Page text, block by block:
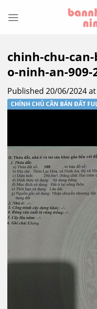
chinh-chu-
o-ninh-an-909-
Published 20/06/2024at
CHÍNH CHỦ CẦN BÁN ĐẤT